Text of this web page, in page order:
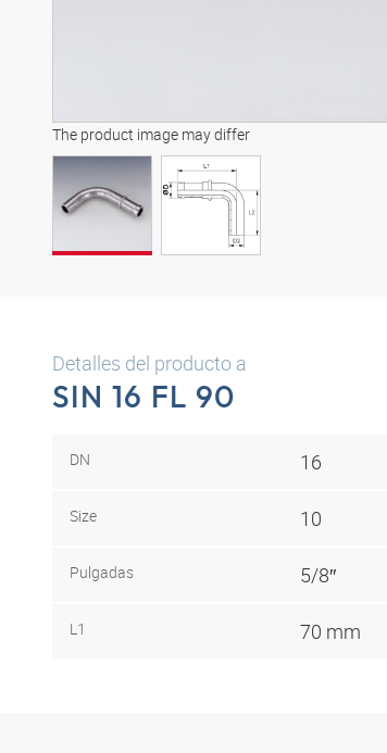
The product image may differ
Detalles del producto a
SIN 16 FL 90
DN 16
Size 10
Pulgadas 5/8″
L1 70 mm